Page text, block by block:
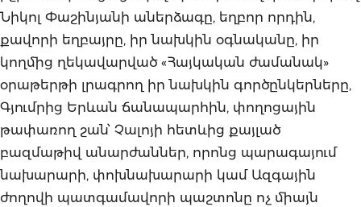
Նիկոլ Փաշինյանի աներձագը, եղբոր որդին,
քավորի եղբայրը, իր նախկին օգնականը, իր
կողմից ղեկավարված «Հայկական ժամանակ»
օրաթերթի լրագրող իր նախկին գործընկերները,
Գյումրից Երևան ճանապարհին, փողոցային
թափառող շան՝ Չալոյի հետևից քայլած
բազմաթիվ անարժաններ, որոնց պարագայում
նախարարի, փոխնախարարի կամ Ազգային
ժողովի պատգամավորի պաշտոնը ոչ միայն